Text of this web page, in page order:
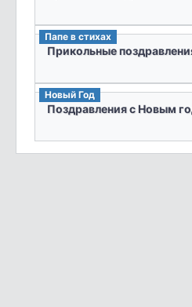
Папе в стихах
Прикольные
Новый Год
Поздравления с Новым